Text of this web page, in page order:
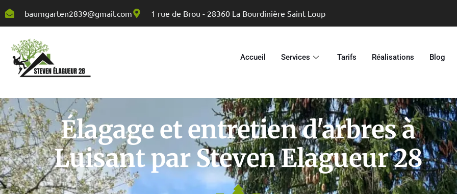
baumgarten2839@gmail.com 1 rue de Brou - 28360 La Bourdinière Saint Loup
Accueil Services Tarifs Réalisations Blog
Élagage et entretien d'arbres à
Luisant par Steven Elagueur 28